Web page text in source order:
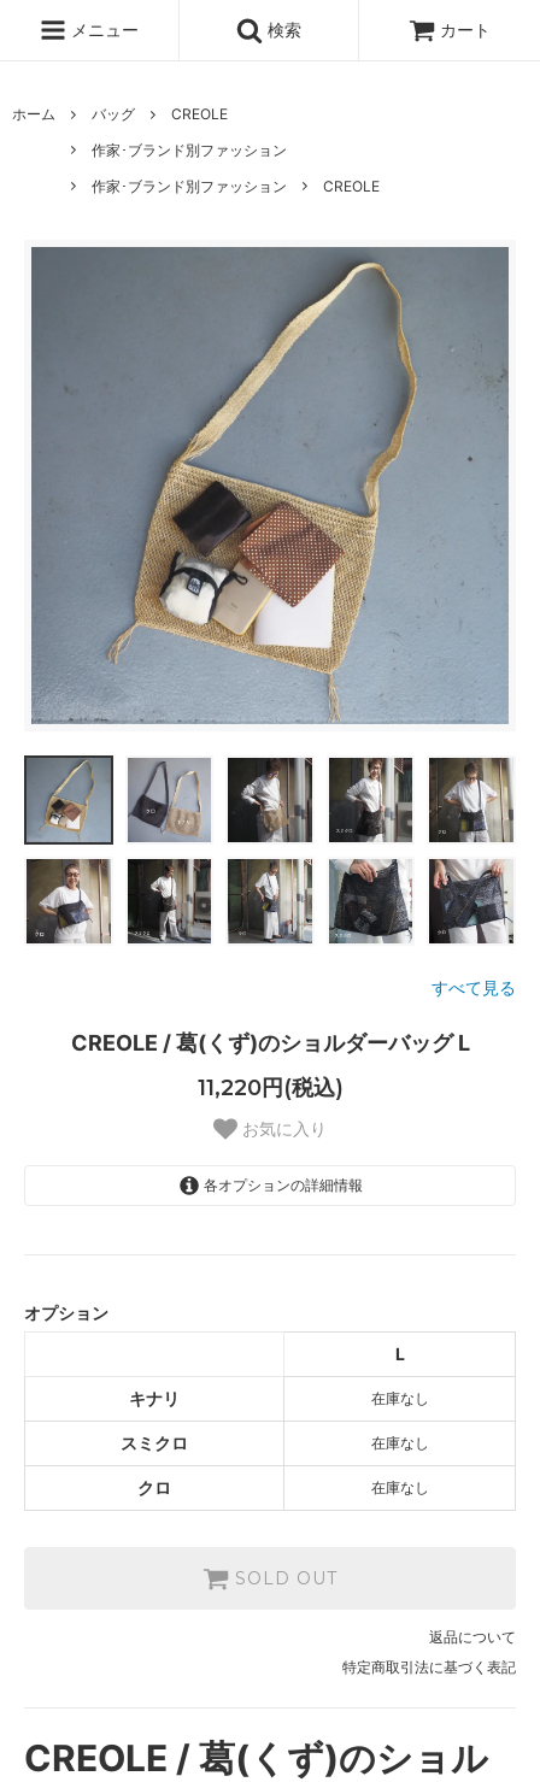
メニュー 検索 カート
ホーム バッグ
CREOLE
作家･ブランド別ファッション
作家･ブランド別ファッション
CREOLE
すべて見る
CREOLE / 葛(くず)のショルダーバッグ L
11,220円(税込)
お気に入り
各オプションの詳細情報
SOLD OUT
クロ
オプション
L
キナリ 在庫なし
スミクロ 在庫なし
クロ 在庫なし
SOLD OUT
返品について
特定商取引法に基づく表記
CREOLE / 葛(くず)のショル